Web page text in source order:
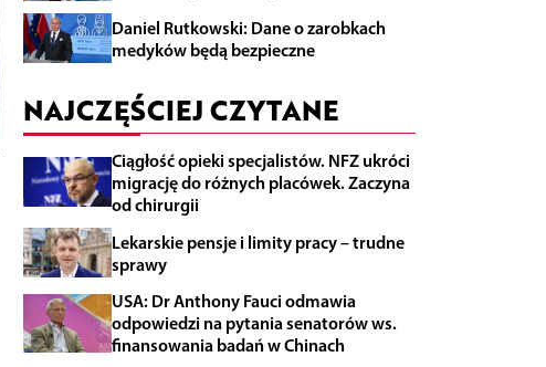
Daniel Rutkowski: Dane o zarobkach
medyków będą bezpieczne
NAJCZĘŚCIEJ CZYTANE
Ciągłość opieki specjalistów. NFZ ukróci
migrację do różnych placówek. Zaczyna
od chirurgii
Lekarskie pensje i limity pracy – trudne
sprawy
USA: Dr Anthony Fauci odmawia
odpowiedzi na pytania senatorów ws.
finansowania badań w Chinach